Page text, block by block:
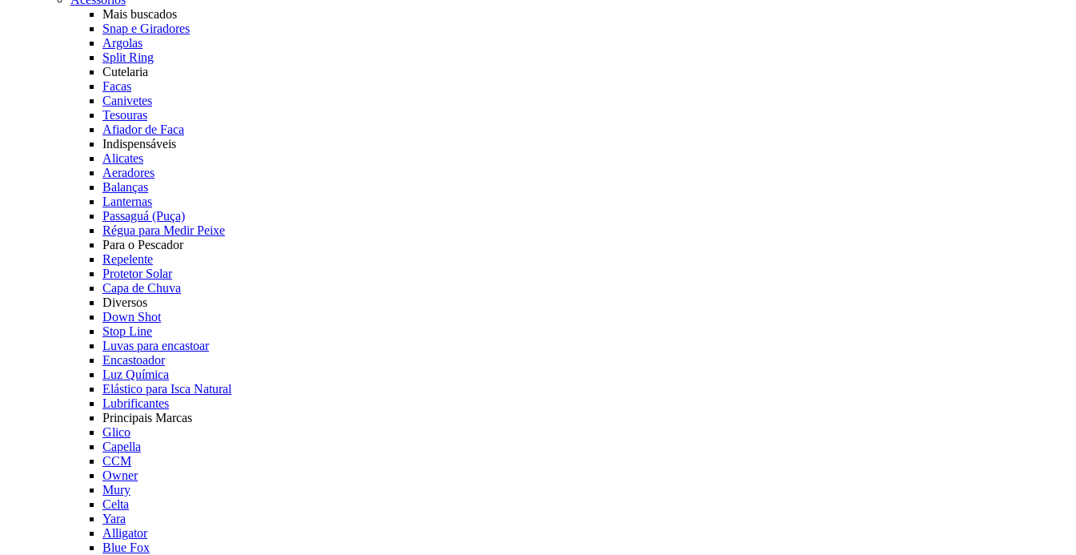
Mais buscados
Snap e Giradores
Argolas
Split Ring
Cutelaria
Facas
Canivetes
Tesouras
Afiador de Faca
Indispensáveis
Alicates
Aeradores
Balanças
Lanternas
Passaguá (Puça)
Régua para Medir Peixe
Para o Pescador
Repelente
Protetor Solar
Capa de Chuva
Diversos
Down Shot
Stop Line
Luvas para encastoar
Encastoador
Luz Química
Elástico para Isca Natural
Lubrificantes
Principais Marcas
Glico
Capella
CCM
Owner
Mury
Celta
Yara
Alligator
Blue Fox